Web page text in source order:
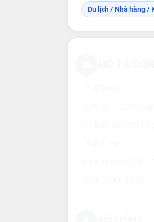
Du lịch / Nhà hàng /
+ 09:00 – 22:00